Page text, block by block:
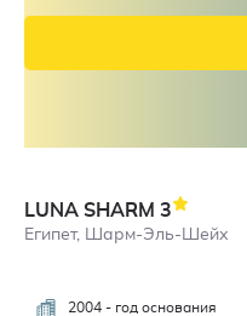
LUNA SHARM 3
Египет, Шарм-Эль-Шейх
2004 - год основания